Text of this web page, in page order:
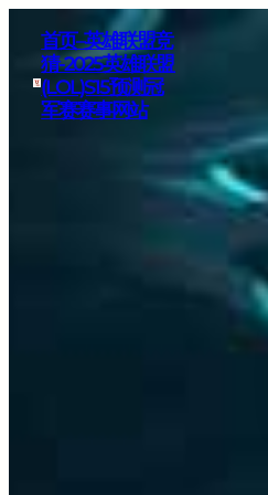
首页–英雄联盟竞
猜-2025英雄联盟
(LOL)S15预测冠
军赛赛事网站